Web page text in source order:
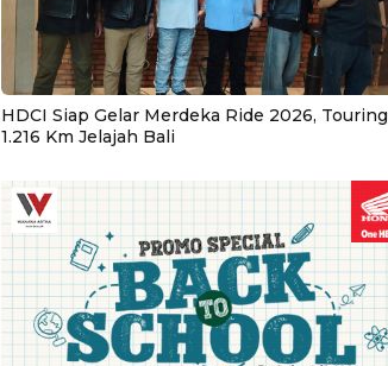
HDCI Siap Gelar Merdeka Ride 2026, Touring
1.216 Km Jelajah Bali